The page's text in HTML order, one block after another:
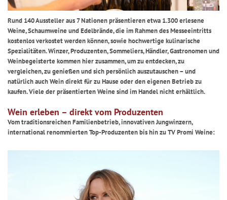
Rund 140 Aussteller aus 7 Nationen präsentieren etwa 1.300 erlesene
Weine, Schaumweine und Edelbrände, die im Rahmen des Messeeintritts
kostenlos verkostet werden können, sowie hochwertige kulinarische
Spezialitäten. Winzer, Produzenten, Sommeliers, Händler, Gastronomen und
Weinbegeisterte kommen hier zusammen, um zu entdecken, zu
vergleichen, zu genießen und sich persönlich auszutauschen – und
natürlich auch Wein direkt für zu Hause oder den eigenen Betrieb zu
kaufen. Viele der präsentierten Weine sind im Handel nicht erhältlich.
Wein erleben – direkt vom Produzenten
Vom traditionsreichen Familienbetrieb, innovativen Jungwinzern,
international renommierten Top-Produzenten bis hin zu TV Promi Weine: